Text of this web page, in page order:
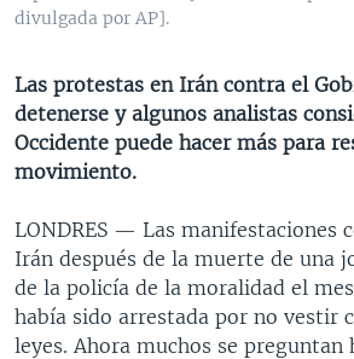
CIENCIA Y SALUD
VISIÓN 360
LAS CLAVES
PANORAMA
AUDIONOTICIAS
BUENOS DÍAS AMÉRICA
ESTADOS UNIDOS AL DÍA
EL MUNDO AL DÍA [RADIO]
DEPORTIVO INTERNACIONAL
NOTA ECONÓMICA
ENTRETENIMIENTO
DOCUMENTALES DE LA VOA
Learning English
SÍGANOS
Idiomas
divulgada por AP].
Las protestas en Irán contra el
detenerse y algunos analistas
Occidente puede hacer más para
movimiento.
LONDRES — Las manifestaciones
Irán después de la muerte de una
de la policía de la moralidad el
había sido arrestada por no vestir
leyes. Ahora muchos se preguntan